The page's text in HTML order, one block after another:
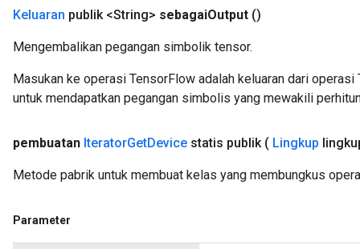
Keluaran publik <String> sebagaiOutput ()
Mengembalikan pegangan simbolik tensor.
Masukan ke operasi TensorFlow adalah keluaran dari
untuk mendapatkan pegangan simbolis yang mewakili
pembuatan IteratorGetDevice statis publik ( Lingkup
Metode pabrik untuk membuat kelas yang membungkus
Parameter